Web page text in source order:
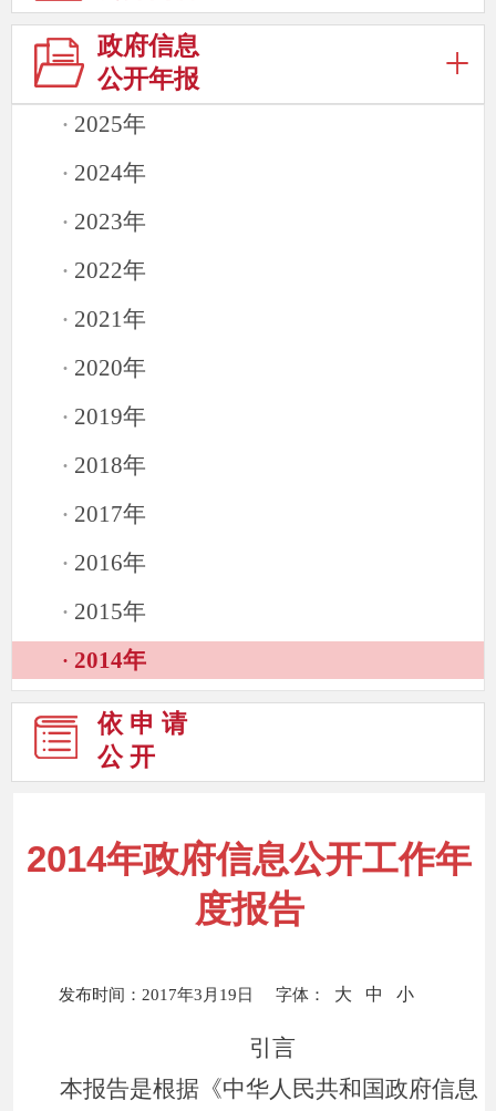
政府信息
公开年报
· 2025年
· 2024年
· 2023年
· 2022年
· 2021年
· 2020年
· 2019年
· 2018年
· 2017年
· 2016年
· 2015年
· 2014年
依 申 请
公 开
2014年政府信息公开工作年
度报告
发布时间：2017年3月19日 字体： 大 中 小
引言
本报告是根据《中华人民共和国政府信息